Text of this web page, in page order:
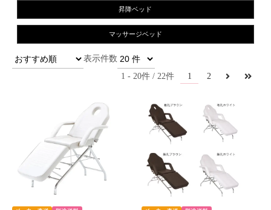
昇降ベッド
マッサージベッド
1 2
22
1 20